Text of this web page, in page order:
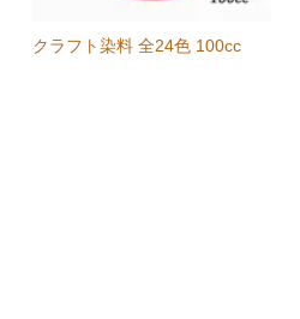
クラフト染料 全24色 100cc